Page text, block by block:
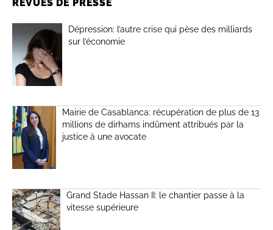
REVUES DE PRESSE
Dépression: l’autre crise qui pèse des milliards
sur l’économie
Mairie de Casablanca: récupération de plus de 13
millions de dirhams indûment attribués par la
justice à une avocate
Grand Stade Hassan II: le chantier passe à la
vitesse supérieure